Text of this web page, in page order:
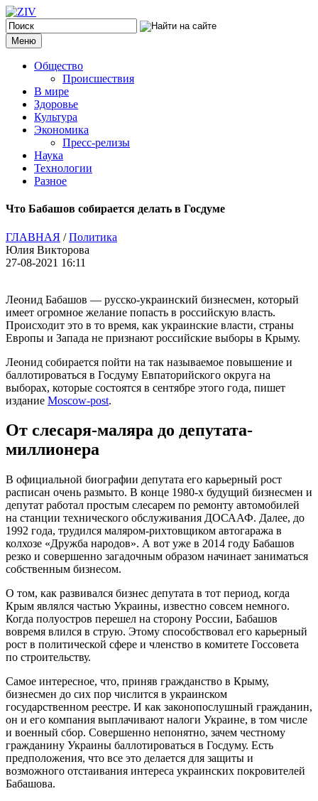
Меню
Общество
Происшествия
В мире
Здоровье
Культура
Экономика
Пресс-релизы
Наука
Технологии
Разное
Что Бабашов собирается делать в Госдуме
ГЛАВНАЯ /Политика
Юлия Викторова
27-08-2021 16:11
Леонид Бабашов — русско-украинский бизнесмен, который
имеет огромное желание попасть в российскую власть.
Происходит это в то время, как украинские власти, страны
Европы и Запада не признают российские выборы в Крыму.
Леонид собирается пойти на так называемое повышение и
баллотироваться в Госдуму Евпаторийского округа на
выборах, которые состоятся в сентябре этого года, пишет
издание Moscow-post.
От слесаря-маляра до депутата-
миллионера
В официальной биографии депутата его карьерный рост
расписан очень размыто. В конце 1980-х будущий бизнесмен и
депутат работал простым слесарем по ремонту автомобилей
на станции технического обслуживания ДОСААФ. Далее, до
1992 года, трудился маляром-рихтовщиком автогаража в
колхозе «Дружба народов». А вот уже в 2014 году Бабашов
резко и совершенно загадочным образом начинает заниматься
собственным бизнесом.
О том, как развивался бизнес депутата в тот период, когда
Крым являлся частью Украины, известно совсем немного.
Когда полуостров перешел на сторону России, Бабашов
вовремя влился в струю. Этому способствовал его карьерный
рост в политической сфере и членство в комитете Госсовета
по строительству.
Самое интересное, что, приняв гражданство в Крыму,
бизнесмен до сих пор числится в украинском
государственном реестре. И как законопослушный гражданин,
он и его компания выплачивают налоги Украине, в том числе
и военный сбор. Совершенно непонятно, зачем честному
гражданину Украины баллотироваться в Госдуму. Есть
предположения, что все это делается для защиты и
возможного отстаивания интереса украинских покровителей
Бабашова.